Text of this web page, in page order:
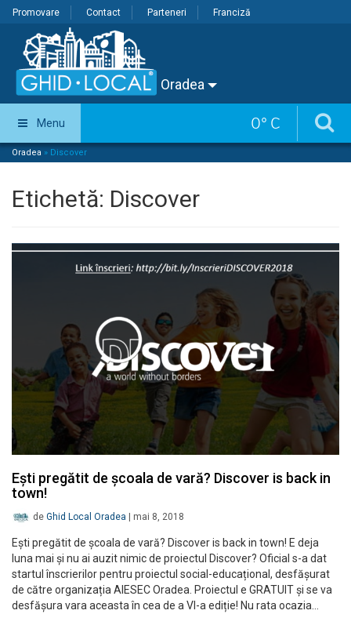
Promovare Contact Parteneri Franciză
Oradea
0° C
Menu
Oradea » Discover
Etichetă: Discover
Ești pregătit de școala de vară? Discover is back in
town!
de Ghid Local Oradea mai 8, 2018
Ești pregătit de școala de vară? Discover is back in town! E deja
luna mai și nu ai auzit nimic de proiectul Discover? Oficial s-a dat
startul înscrierilor pentru proiectul social-educațional, desfășurat
de către organizația AIESEC Oradea. Proiectul e GRATUIT și se va
desfășura vara aceasta în cea de a VI-a ediție! Nu rata ocazia…